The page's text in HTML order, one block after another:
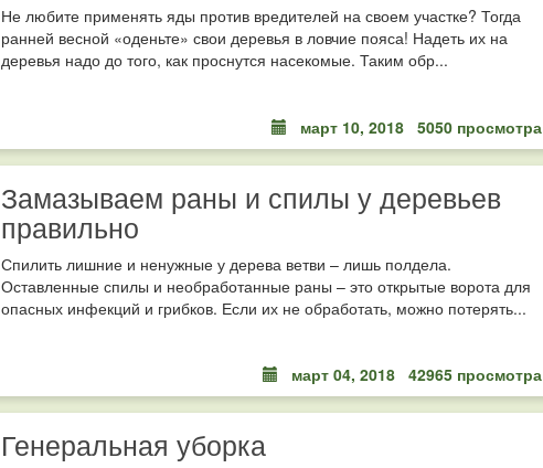
Не любите применять яды против вредителей на своем участке? Тогда
ранней весной «оденьте» свои деревья в ловчие пояса! Надеть их на
деревья надо до того, как проснутся насекомые. Таким обр...
март 10, 2018 5050 просмотра
Замазываем раны и спилы у деревьев
правильно
Спилить лишние и ненужные у дерева ветви – лишь полдела.
Оставленные спилы и необработанные раны – это открытые ворота для
опасных инфекций и грибков. Если их не обработать, можно потерять...
март 04, 2018 42965 просмотра
Генеральная уборка